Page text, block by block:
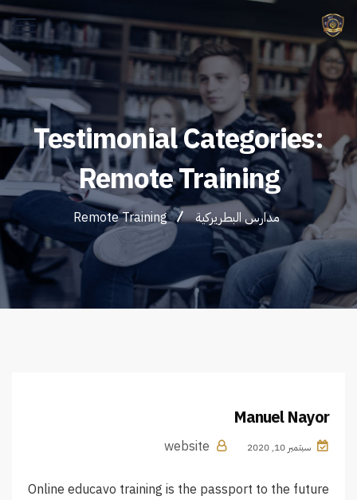
Testimonial Categories:
Remote Training
مدارس البطريركية Remote Training
Manuel Nayor
سبتمبر 10, 2020
Online educavo training is the passport to the future